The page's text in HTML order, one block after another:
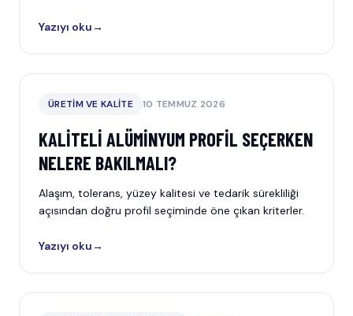
Yazıyı oku→
ÜRETIM VE KALITE 10 TEMMUZ 2026
KALITELI ALÜMINYUM PROFIL SEÇERKEN
NELERE BAKILMALI?
Alaşım, tolerans, yüzey kalitesi ve tedarik sürekliliği
açısından doğru profil seçiminde öne çıkan kriterler.
Yazıyı oku→